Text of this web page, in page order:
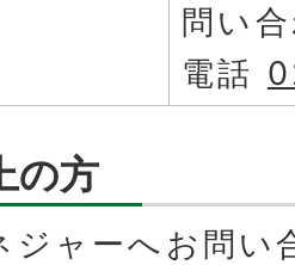
問い
電話
の方
ジャーへお問い